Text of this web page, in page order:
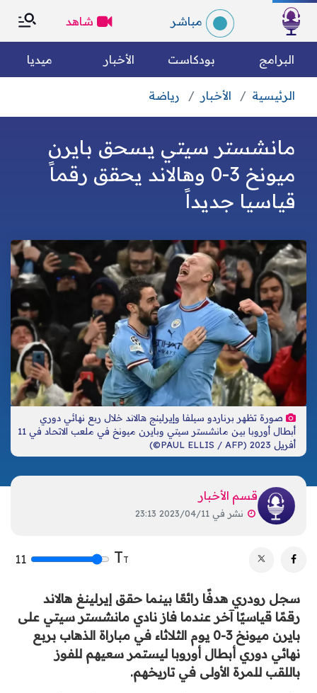
×
التصنيفات
الكل رياضة
متفرقات
الأخبار العالمية الأخبار الوطنية
مجتمع مدني اقتصاد
تكنولوجيا ترفيه
صحة تحليلات
الأخبار المحلية
× الرئسية
من نحن؟
وين تسمعونا
فريق العمل
الميثاق التحريري
إشهار
اتصل بنا
مباشر شاهد
البرامج بودكاست الأخبار ميديا
الرئيسية الأخبار رياضة
مانشستر سيتي يسحق بايرن
ميونخ 3-0 وهالاند يحقق رقماً
قياسيا جديداً
صورة تظهر برناردو سيلفا وإيرلينج هالاند خلال ربع نهائي دوري
أبطال أوروبا بين مانشستر سيتي وبايرن ميونخ في ملعب الاتحاد في 11
أفريل 2023 (PAUL ELLIS / AFP©)
قسم الأخبار
نشر في2023/04/11 23:13
TT
11
سجل رودري هدفًا رائعًا بينما حقق إيرلينغ هالاند
رقمًا قياسيًا آخر عندما فاز نادي مانشستر سيتي على
بايرن ميونخ 3-0 يوم الثلاثاء في مباراة الذهاب بربع
نهائي دوري أبطال أوروبا ليستمر سعيهم للفوز
باللقب للمرة الأولى في تاريخهم.